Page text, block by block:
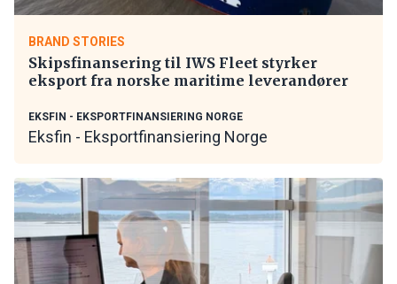
BRAND STORIES
Skipsfinansering til IWS Fleet styrker
eksport fra norske maritime leverandører
EKSFIN - EKSPORTFINANSIERING NORGE
Eksfin - Eksportfinansiering Norge